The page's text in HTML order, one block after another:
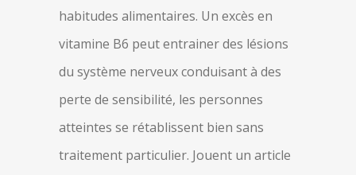
habitudes alimentaires. Un excès en
vitamine B6 peut entrainer des lésions
du système nerveux conduisant à des
perte de sensibilité, les personnes
atteintes se rétablissent bien sans
traitement particulier. Jouent un article